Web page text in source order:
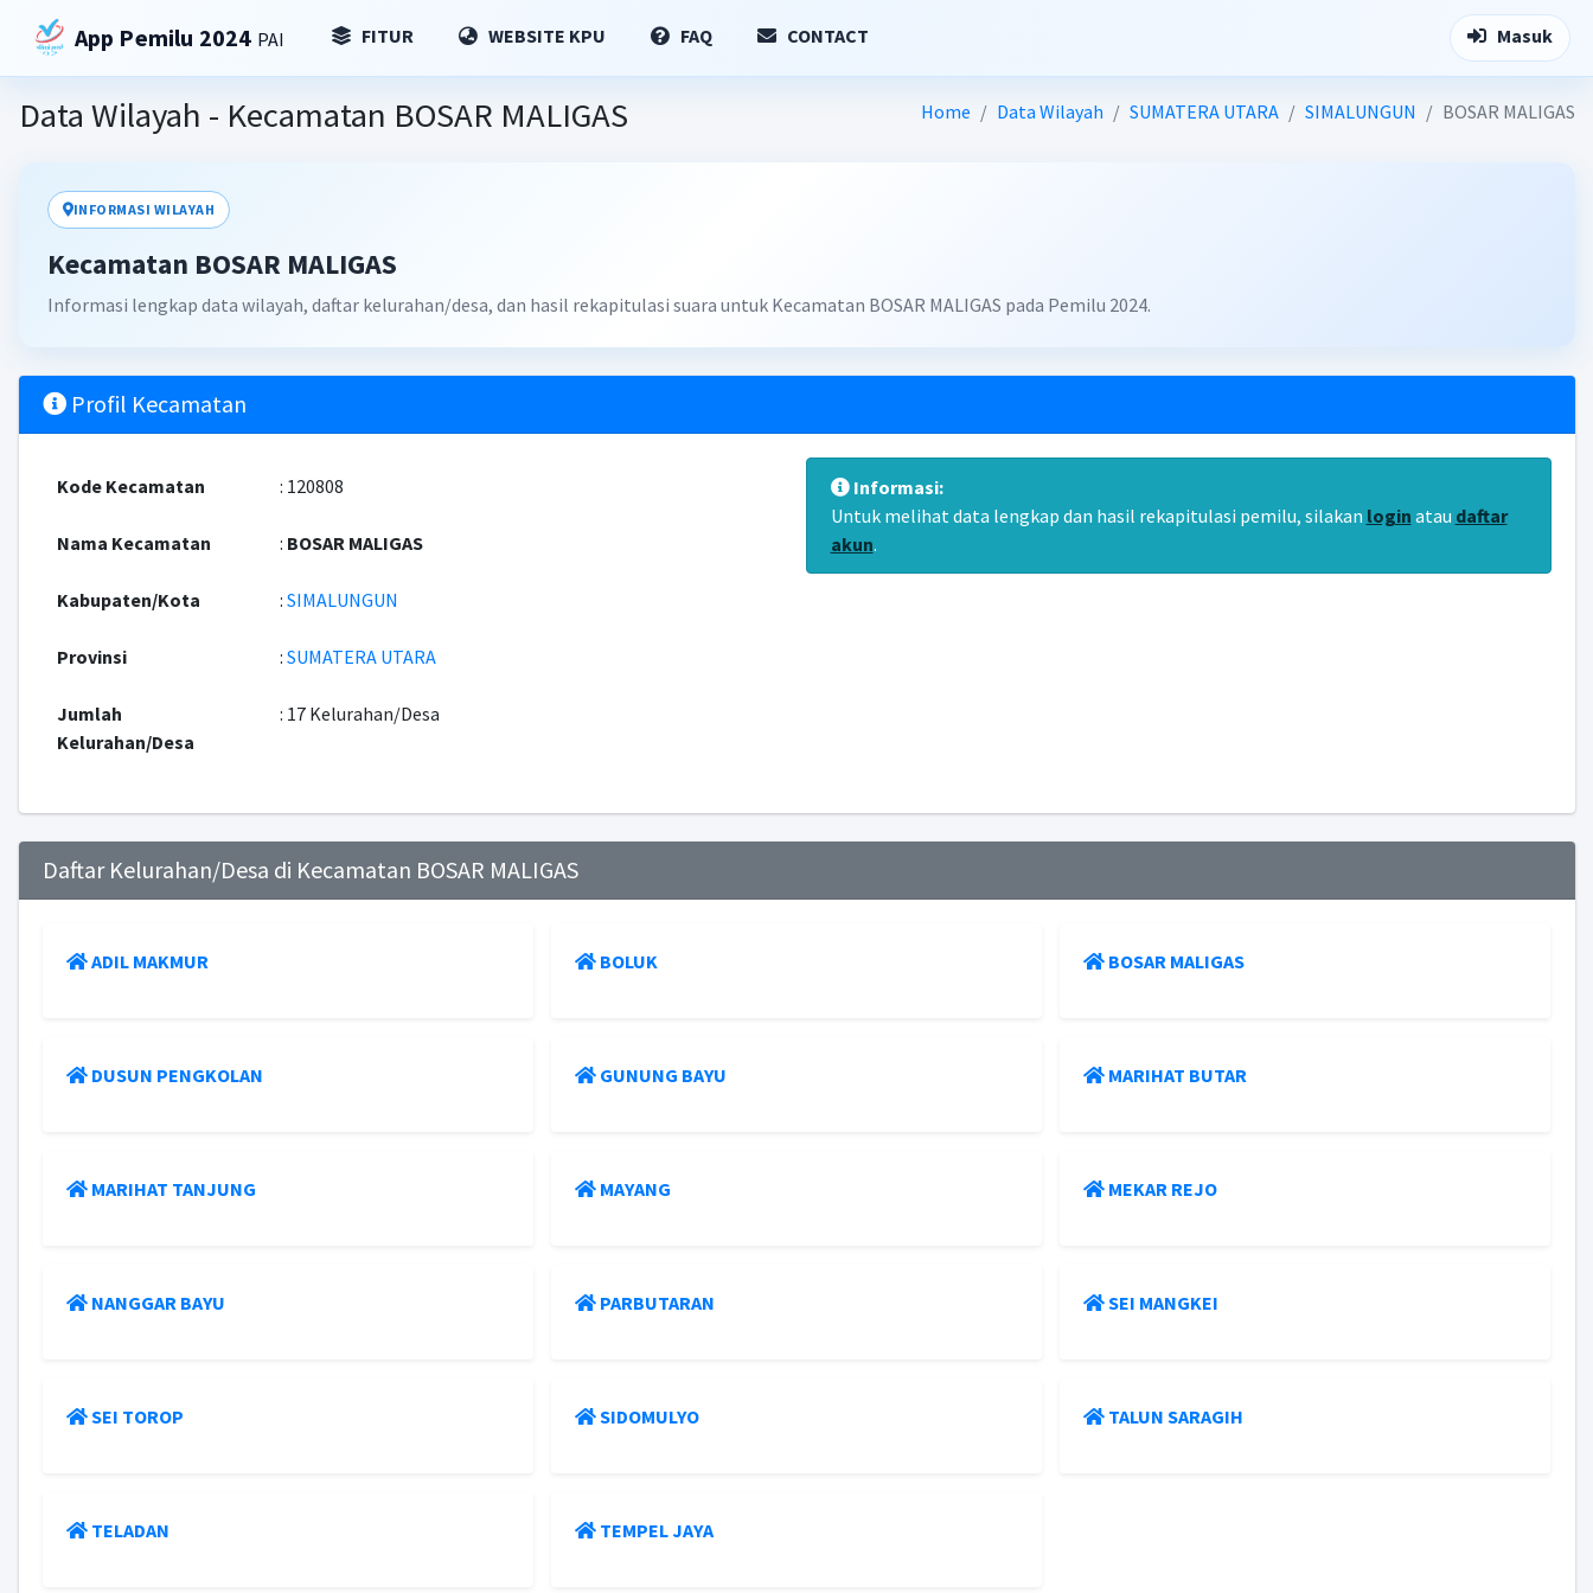
App Pemilu 2024 PAI FITUR WEBSITE KPU FAQ CONTACT Masuk
Data Wilayah - Kecamatan BOSAR MALIGAS Home Data Wilayah SUMATERA UTARA SIMALUNGUN BOSAR MALIGAS
INFORMASI WILAYAH
Kecamatan BOSAR MALIGAS
Informasi lengkap data wilayah, daftar kelurahan/desa, dan hasil rekapitulasi suara untuk Kecamatan BOSAR MALIGAS pada Pemilu 2024.
Profil Kecamatan
Kode Kecamatan : 120808
Nama Kecamatan : BOSAR MALIGAS
Kabupaten/Kota : SIMALUNGUN
Provinsi : SUMATERA UTARA
Jumlah
Kelurahan/Desa
: 17 Kelurahan/Desa
Informasi:
Untuk melihat data lengkap dan hasil rekapitulasi pemilu, silakan login atau daftar
akun.
Daftar Kelurahan/Desa di Kecamatan BOSAR MALIGAS
ADIL MAKMUR BOLUK BOSAR MALIGAS
DUSUN PENGKOLAN GUNUNG BAYU MARIHAT BUTAR
MARIHAT TANJUNG MAYANG MEKAR REJO
NANGGAR BAYU PARBUTARAN SEI MANGKEI
SEI TOROP SIDOMULYO TALUN SARAGIH
TELADAN TEMPEL JAYA